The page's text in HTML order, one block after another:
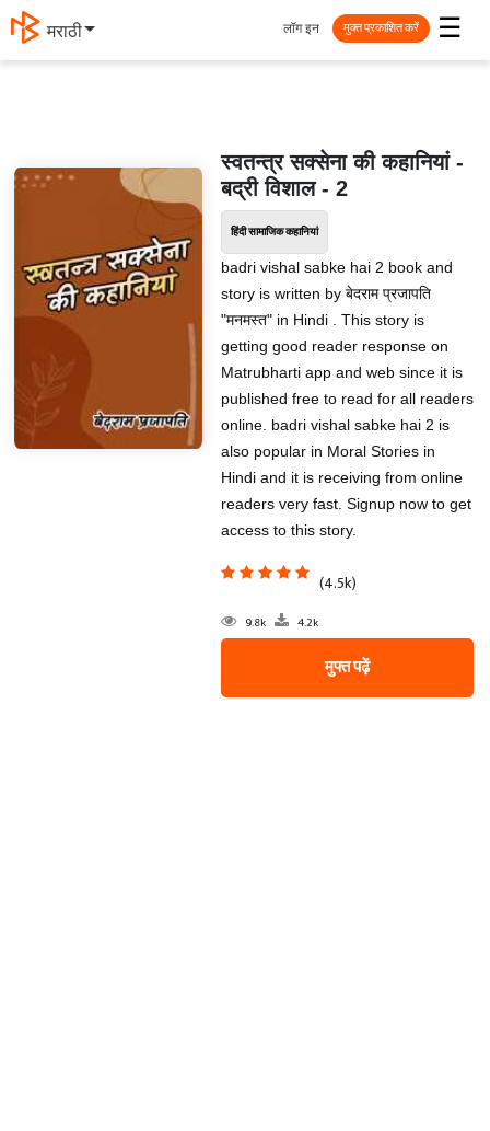
मराठी ☰
लॉग इन मुक्त प्रकाशित करें
स्वतन्त्र सक्सेना की कहानियां -
बद्री विशाल - 2
हिंदी सामाजिक कहानियां
badri vishal sabke hai 2 book and
story is written by बेदराम प्रजापति
"मनमस्त" in Hindi . This story is
getting good reader response on
Matrubharti app and web since it is
published free to read for all readers
online. badri vishal sabke hai 2 is
also popular in Moral Stories in
Hindi and it is receiving from online
readers very fast. Signup now to get
access to this story.
(4.5k)
9.8k 4.2k
मुफ्त पढ़ें